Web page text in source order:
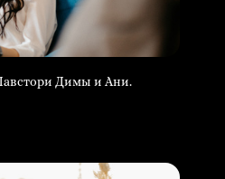
Димы и Ани.